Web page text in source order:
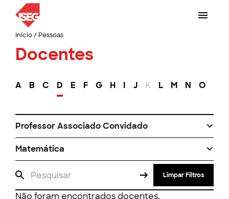
Início/ Pessoas
Docentes
A B C D E F G H I J K L M N O
Professor Associado Convidado
Matemática
Limpar Filtros
Não foram encontrados docentes.